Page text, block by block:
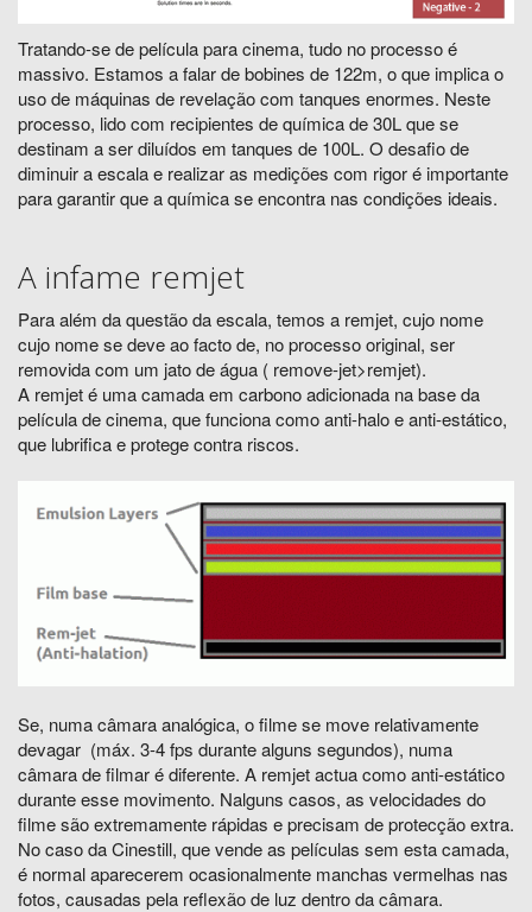
Tratando-se de película para cinema, tudo no processo é
massivo. Estamos a falar de bobines de 122m, o que implica o
uso de máquinas de revelação com tanques enormes. Neste
processo, lido com recipientes de química de 30L que se
destinam a ser diluídos em tanques de 100L. O desafio de
diminuir a escala e realizar as medições com rigor é importante
para garantir que a química se encontra nas condições ideais.
A infame remjet
Para além da questão da escala, temos a remjet, cujo nome
cujo nome se deve ao facto de, no processo original, ser
removida com um jato de água ( remove-jet>remjet).
A remjet é uma camada em carbono adicionada na base da
película de cinema, que funciona como anti-halo e anti-estático,
que lubrifica e protege contra riscos.
Se, numa câmara analógica, o filme se move relativamente
devagar (máx. 3-4 fps durante alguns segundos), numa
câmara de filmar é diferente. A remjet actua como anti-estático
durante esse movimento. Nalguns casos, as velocidades do
filme são extremamente rápidas e precisam de protecção extra.
No caso da Cinestill, que vende as películas sem esta camada,
é normal aparecerem ocasionalmente manchas vermelhas nas
fotos, causadas pela reflexão de luz dentro da câmara.